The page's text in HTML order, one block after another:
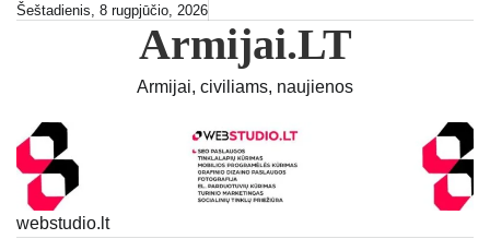
SkipŠeštadienis, 8 rugpjūčio, 2026
Armijai.LT
Armijai, civiliams, naujienos
webstudio.lt